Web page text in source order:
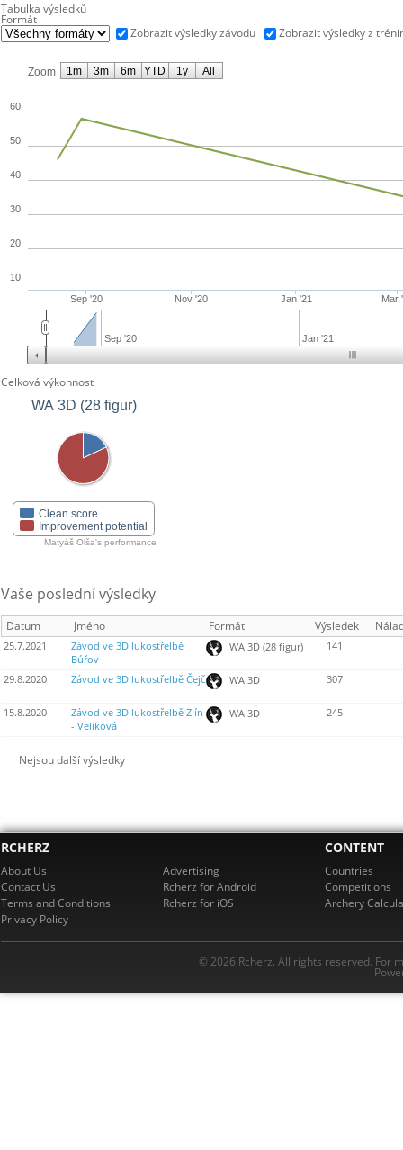
Tabulka výsledků
Formát
Zobrazit výsledky závodu
Zobrazit výsledky z
Zoom
Sep '20 Nov '20 Jan '21 Mar
10
20
30
40
50
60
Sep '20 Jan '21
1m 3m 6m YTD 1y All
Celková výkonnost
WA 3D (28 figur)
Clean score
Improvement potential
Matyáš Olša's performance
Vaše poslední výsledky
Datum Jméno Formát Výsledek
25.7.2021
Závod ve 3D lukostřelbě
Búřov
WA 3D (28 figur) 141
29.8.2020 Závod ve 3D lukostřelbě Čejč WA 3D 307
15.8.2020
Závod ve 3D lukostřelbě Zlín
- Velíková
WA 3D 245
Nejsou další výsledky
RCHERZ
About Us
Contact Us
Terms and Conditions
Privacy Policy
Advertising
Rcherz for Android
Rcherz for iOS
CONTENT
Countries
Competitions
Archery
© 2026 Rcherz. All rights reserved. For